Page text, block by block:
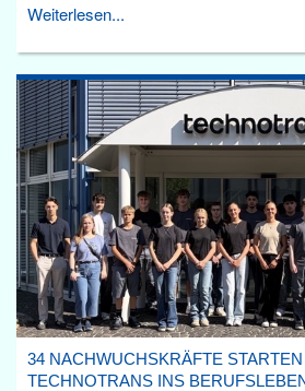
Weiterlesen...
34 NACHWUCHSKRÄFTE
TECHNOTRANS INS